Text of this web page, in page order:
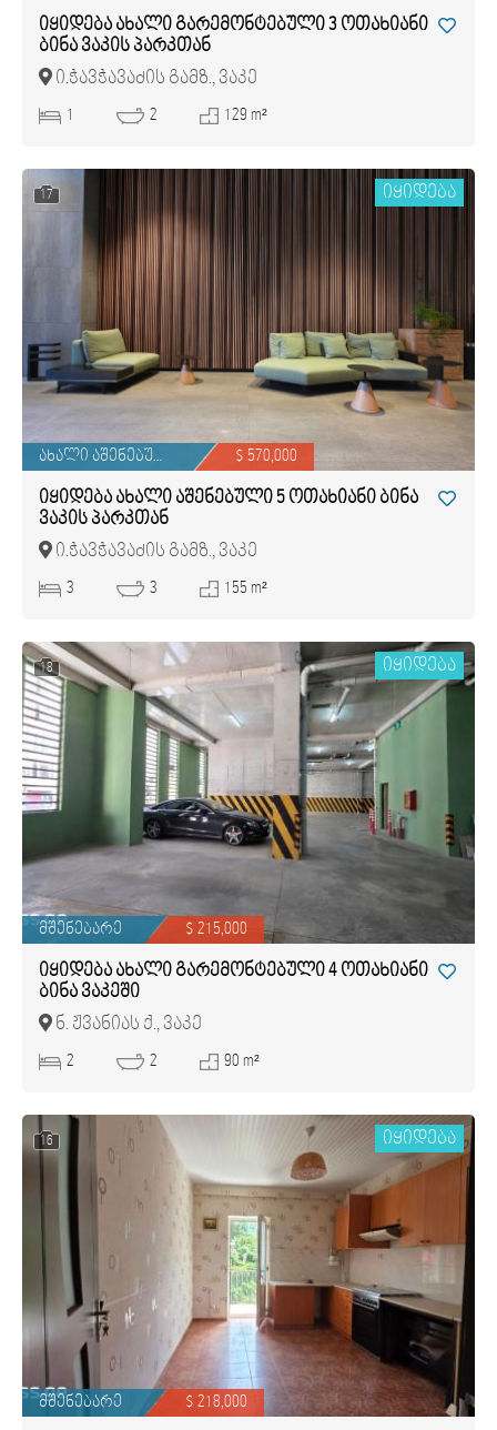
იყიდება ახალი გარემონტებული 3 ოთახიანი
ბინა ვაკის პარკთან
ი.ჭავჭავაძის გამზ., ვაკე
1 2 129 m²
17 იყიდება
ახალი აშენებული $ 570,000
იყიდება ახალი აშენებული 5 ოთახიანი ბინა
ვაკის პარკთან
ი.ჭავჭავაძის გამზ., ვაკე
3 3 155 m²
18 იყიდება
მშენებარე $ 215,000
იყიდება ახალი გარემონტებული 4 ოთახიანი
ბინა ვაკეში
ნ. ჟვანიას ქ., ვაკე
2 2 90 m²
16 იყიდება
მშენებარე $ 218,000